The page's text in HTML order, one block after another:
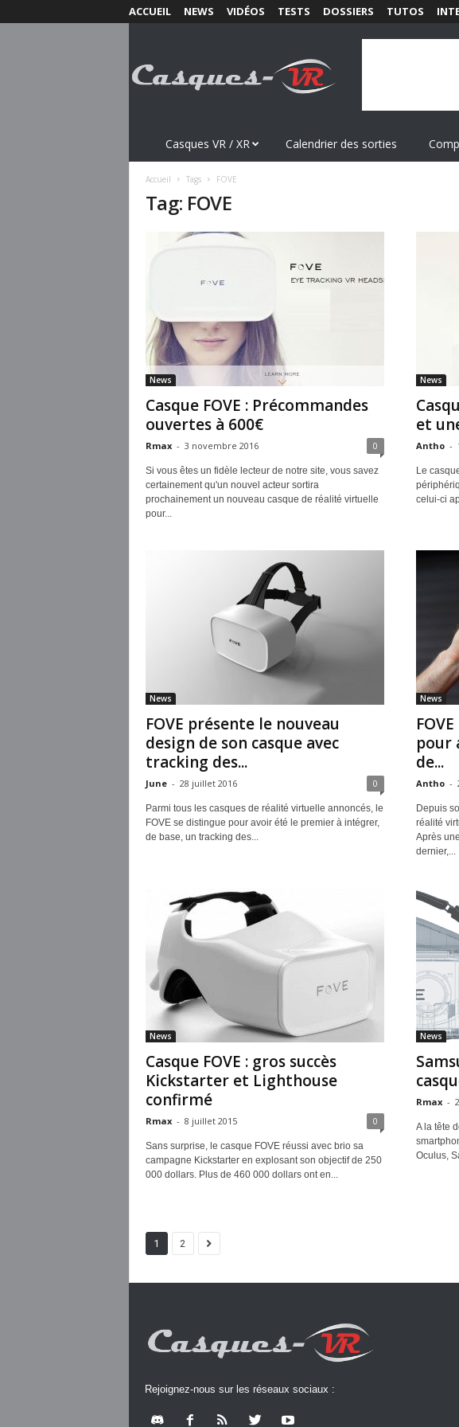
ACCUEIL NEWS VIDÉOS TESTS DOSSIERS TUTOS
s
Casques VR / XR Calendrier des sorties
Accueil Tags FOVE
Tag: FOVE
News
Casque FOVE : Précommandes
ouvertes à 600€
Rmax - 3 novembre 2016 0
Si vous êtes un fidèle lecteur de notre site, vous savez
certainement qu'un nouvel acteur sortira
prochainement un nouveau casque de réalité virtuelle
pour...
News
et
Antho -
Le
celui-ci
News
FOVE présente le nouveau
design de son casque avec
tracking des...
June - 28 juillet 2016 0
Parmi tous les casques de réalité virtuelle annoncés, le
FOVE se distingue pour avoir été le premier à intégrer,
de base, un tracking des...
News
pour
de...
Antho -
Depuis
réalité
Après
dernier,...
News
Casque FOVE : gros succès
Kickstarter et Lighthouse
confirmé
Rmax - 8 juillet 2015 0
Sans surprise, le casque FOVE réussi avec brio sa
campagne Kickstarter en explosant son objectif de 250
000 dollars. Plus de 460 000 dollars ont en...
News
Rmax -
A la tête
Oculus,
1 2
Rejoignez-nous sur les réseaux sociaux :